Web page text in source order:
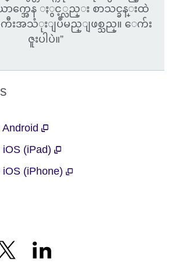
က္အေန ႏွင့္လည္း စာသင္ခန္းထဲ
ကီးအသံုးျပဳမည္ျဖစ္သည္။ ေက်း
ဇူးပါပဲ။”
(iPad)
(iPhone)